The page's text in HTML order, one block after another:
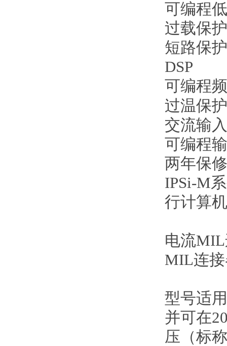
可编程
过载保护
短路保护
DSP
可编程
过温保
交流输
可编程
两年保
IPSi-M
行计算
电流
MIL连
型号适
并可在
压（标